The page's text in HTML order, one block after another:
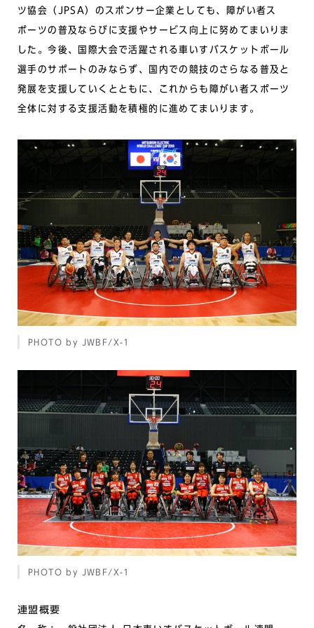
ツ協会（JPSA）のスポンサー企業としても、障がい者ス
ポーツの普及ならびに支援やサービス向上に努めてまいりま
した。今後、国際大会で活躍される車いすバスケットボール
選手のサポートのみならず、国内での競技のさらなる普及と
発展を支援していくとともに、これからも障がい者スポーツ
全体に対する支援活動を積極的に進めてまいります。
PHOTO by JWBF/X-1
PHOTO by JWBF/X-1
連盟概要